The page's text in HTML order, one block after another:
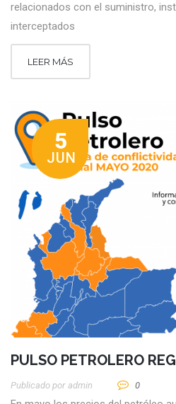
relacionados con el suministro,
interceptados
LEER MÁS
5
JUN
PULSO PETROLERO
Publicado por Admin 0